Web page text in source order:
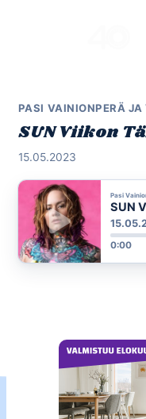
PASI VAINIONPERÄ
SUN Viikon
15.05.2023
Pasi
SUN
0:00